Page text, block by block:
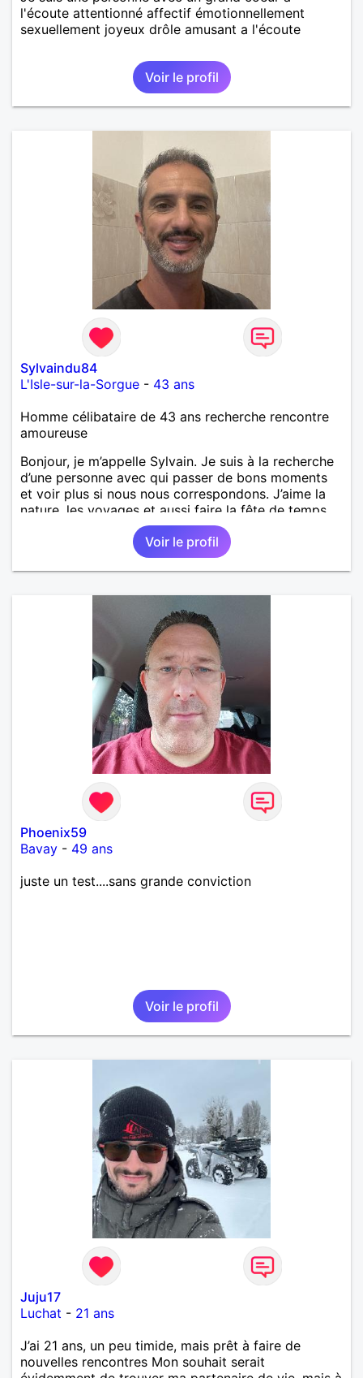
l'écoute attentionné affectif émotionnellement
sexuellement joyeux drôle amusant a l'écoute
Voir le profil
Sylvaindu84
L'Isle-sur-la-Sorgue - 43 ans
Homme célibataire de 43 ans recherche rencontre
amoureuse
Bonjour, je m’appelle Sylvain. Je suis à la recherche
d’une personne avec qui passer de bons moments
et voir plus si nous nous correspondons. J’aime la
nature, les voyages et aussi faire la fête de temps
en temps ;-)Je suis papa d’un petit garçon de 7 ans
dont je m’occupe en garde alternée. J’aime à peu
près tous les styles de musique. (Oui je suis pas
trop fan de Jul). Je fais du sport pour garder la
Voir le profil
Phoenix59
Bavay - 49 ans
juste un test....sans grande conviction
Voir le profil
Juju17
Luchat - 21 ans
J’ai 21 ans, un peu timide, mais prêt à faire de
nouvelles rencontres Mon souhait serait